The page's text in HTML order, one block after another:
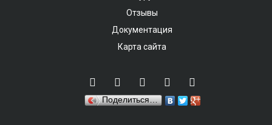
Отзывы
Документация
Карта сайта
Поделиться…